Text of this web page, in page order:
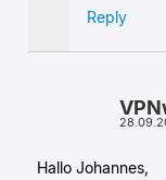
Reply
Hallo Johannes,